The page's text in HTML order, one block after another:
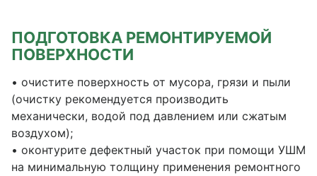
ПОДГОТОВКА РЕМОНТИРУЕМОЙ
ПОВЕРХНОСТИ
• очистите поверхность от мусора, грязи и пыли
(очистку рекомендуется производить
механически, водой под давлением или сжатым
воздухом);
• оконтурите дефектный участок при помощи УШМ
на минимальную толщину применения ремонтного